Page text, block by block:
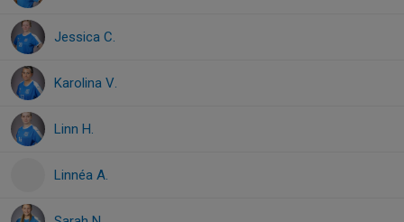
Jessica C.
Karolina V.
Linn H.
Linnéa A.